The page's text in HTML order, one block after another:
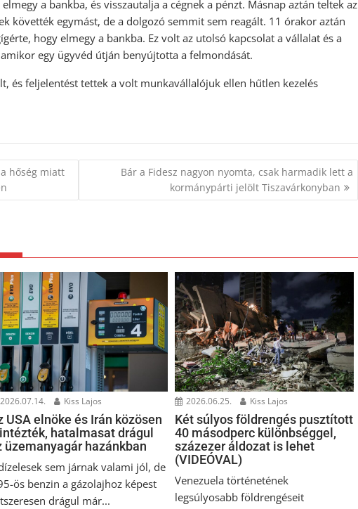
a bankba, és visszautalja a cégnek a pénzt. Másnap aztán teltek az
követték egymást, de a dolgozó semmit sem reagált. 11 órakor aztán
hogy elmegy a bankba. Ez volt az utolsó kapcsolat a vállalat és a
egy ügyvéd útján benyújtotta a felmondását.
és feljelentést tettek a volt munkavállalójuk ellen hűtlen kezelés
hőség miatt
Bár a Fidesz nagyon nyomta, csak harmadik lett a
kormánypárti jelölt Tiszavárkonyban
2026.07.14. Kiss Lajos
USA elnöke és Irán közösen
hatalmasat drágul
üzemanyagár hazánkban
sem járnak valami jól, de
ös benzin a gázolajhoz képest
drágul már...
2026.06.25. Kiss Lajos
Két súlyos földrengés pusztított
40 másodperc különbséggel,
százezer áldozat is lehet
(VIDEÓVAL)
Venezuela történetének
legsúlyosabb földrengéseit